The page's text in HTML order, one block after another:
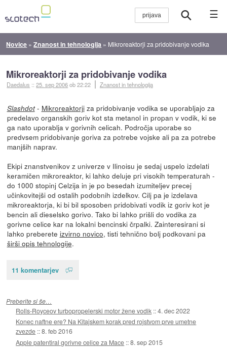
☰
Novice »Znanost in tehnologija » Mikroreaktorji za pridobivanje vodika
Mikroreaktorji za pridobivanje vodika
Daedalus ::25. sep 2006ob 22:22 Znanost in tehnologija
Slashdot- Mikroreaktorjiza pridobivanje vodika se uporabljajo za
predelavo organskih goriv kot sta metanol in propan v vodik, ki se
ga nato uporablja v gorivnih celicah. Področja uporabe so
predvsem pridobivanje goriva za potrebe vojske ali pa za potrebe
manjših naprav.
Ekipi znanstvenikov z univerze v Ilinoisu je sedaj uspelo izdelati
keramičen mikroreaktor, ki lahko deluje pri visokih temperaturah -
do 1000 stopinj Celzija in je po besedah izumiteljev precej
učinkovitejši od ostalih podobnih izdelkov. Cilj pa je izdelava
mikroreaktorja, ki bi bil sposoben pridobivati vodik iz goriv kot je
bencin ali dieselsko gorivo. Tako bi lahko prišli do vodika za
gorivne celice kar na lokalni bencinski črpalki. Zainteresirani si
lahko preberete izvirno novico, tisti tehnično bolj podkovani pa
širši opis tehnologije.
11 komentarjev
Preberite si še…
Rolls-Royceov turbopropelerski motor žene vodik ::4. dec 2022
Konec naftne ere? Na Kitajskem korak pred rojstvom prve umetne
zvezde ::8. feb 2016
Apple patentiral gorivne celice za Mace ::8. sep 2015